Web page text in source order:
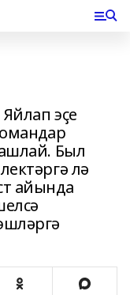
эҫе
Был
лә
айында